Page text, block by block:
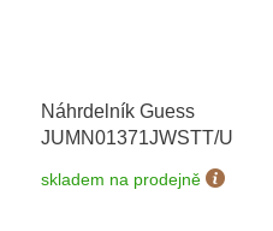
Náhrdelník Guess
JUMN01371JWSTT/U
skladem na prodejně